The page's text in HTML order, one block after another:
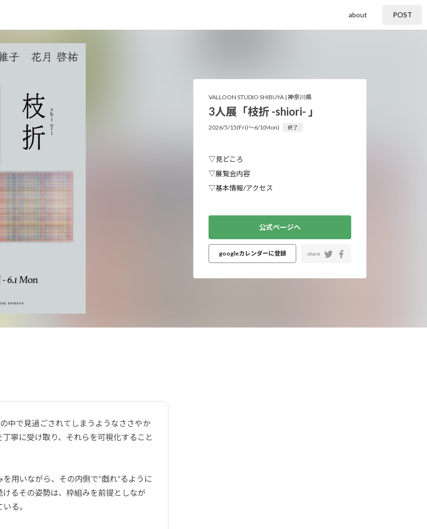
about POST
VALLOON STUDIO SHIBUYA | 神奈川県
3人展「枝折 -shiori- 」
2026/5/15(Fri)〜6/1(Mon) 終了
▽見どころ
▽展覧会内容
▽基本情報/アクセス
公式ページへ
googleカレンダーに登録 share
中で見過ごされてしまうようなささやか
寧に受け取り、それらを可視化すること
用いながら、その内側で“戯れ”るように
るその姿勢は、枠組みを前提としなが
る。